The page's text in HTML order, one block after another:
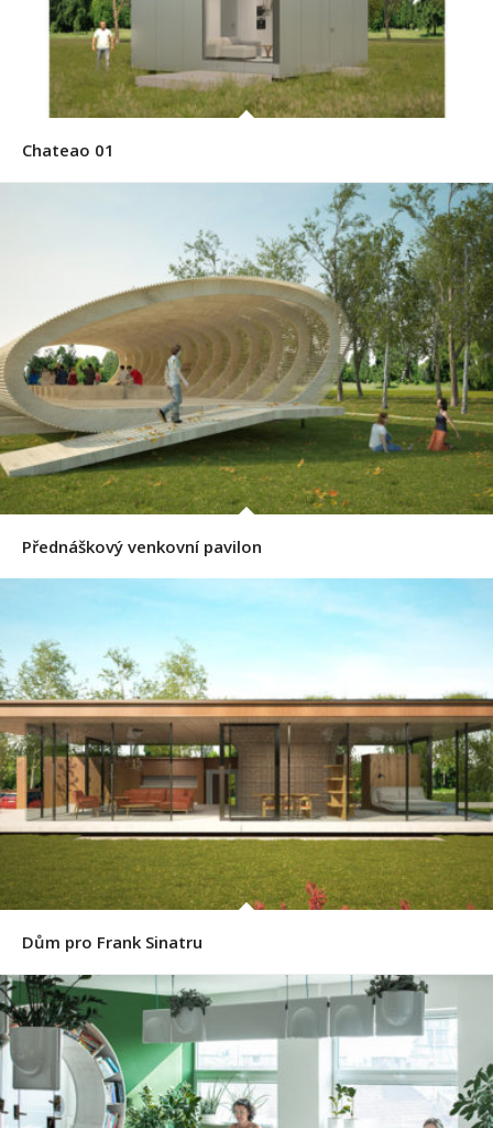
Chateao 01
Přednáškový venkovní pavilon
Dům pro Frank Sinatru